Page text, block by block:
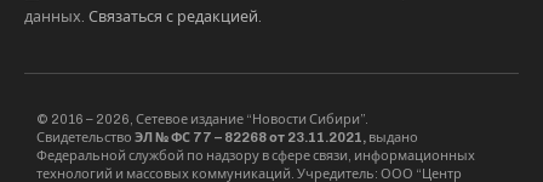
данных. Связаться с редакцией
© 2016 – 2026, Сетевое издание “Новости Сибири”.
Свидетельство ЭЛ № ФС 77 – 82268 от 23.11.2021, выдано
Федеральной службой по надзору в сфере связи, информационных
технологий и массовых коммуникаций. Учредитель: ООО “Центр